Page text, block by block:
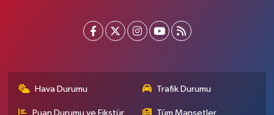
Hava Durumu Trafik Durumu
Puan Durumu ve Fikstür Tüm Manşetler